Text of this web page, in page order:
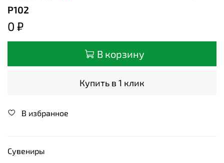
Р102
0 ₽
В корзину
Купить в 1 клик
В избранное
Сувениры